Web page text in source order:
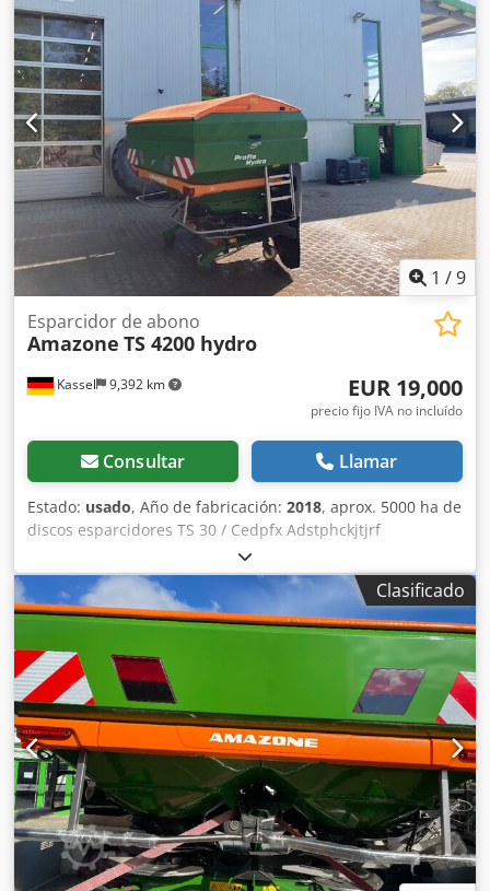
Disco Cjdpfor Ty N Ejx Adterf
1 /9
Kassel 9,392 km
Esparcidor de abono
Amazone TS 4200 hydro
EUR 19,000
precio fijo IVA no incluído
Consultar Llamar
Estado: usado, Año de fabricación: 2018, aprox. 5000 ha de
discos esparcidores TS 30 / Cedpfx Adstphckjtjrf
Clasificado